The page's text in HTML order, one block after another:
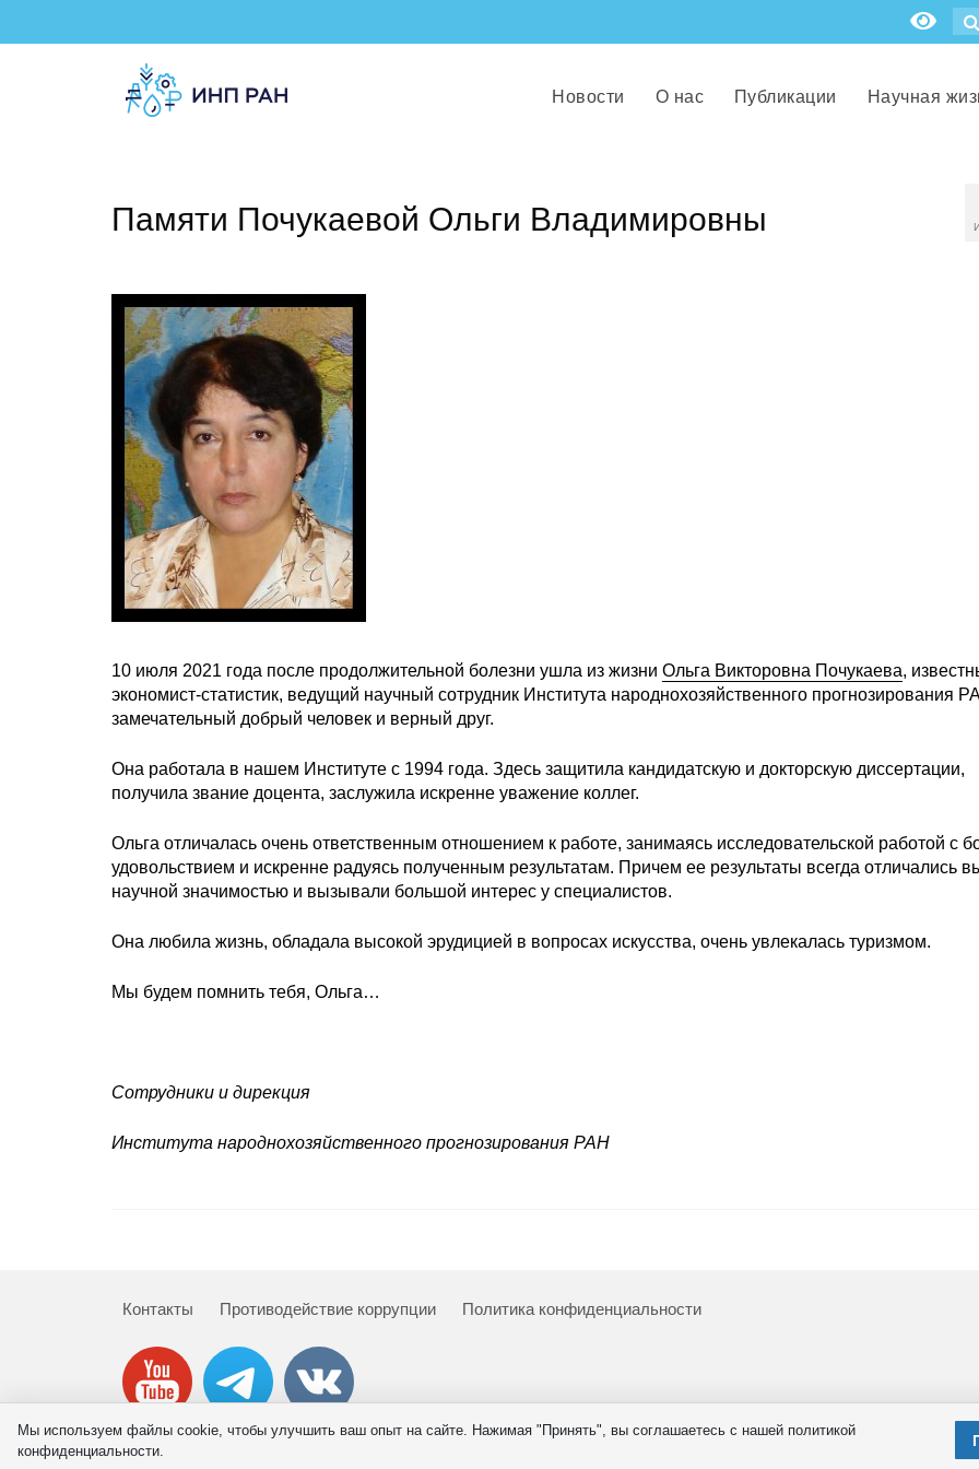
Новости О нас Публикации Научная
Памяти Почукаевой Ольги Владимировны
10 июля 2021 года после продолжительной болезни ушла из жизни Ольга Викторовна Почукаева,
экономист-статистик, ведущий научный сотрудник Института народнохозяйственного прогнозирования
замечательный добрый человек и верный друг.
Она работала в нашем Институте с 1994 года. Здесь защитила кандидатскую и докторскую диссертации,
получила звание доцента, заслужила искренне уважение коллег.
Ольга отличалась очень ответственным отношением к работе, занимаясь исследовательской работой с
удовольствием и искренне радуясь полученным результатам. Причем ее результаты всегда отличались
научной значимостью и вызывали большой интерес у специалистов.
Она любила жизнь, обладала высокой эрудицией в вопросах искусства, очень увлекалась туризмом.
Мы будем помнить тебя, Ольга…
Сотрудники и дирекция
Института народнохозяйственного прогнозирования РАН
Контакты Противодействие коррупции Политика конфиденциальности
© 2026 ИНП РАН
Мы используем файлы cookie, чтобы улучшить ваш опыт на сайте. Нажимая "Принять", вы соглашаетесь с нашей политикой
конфиденциальности.